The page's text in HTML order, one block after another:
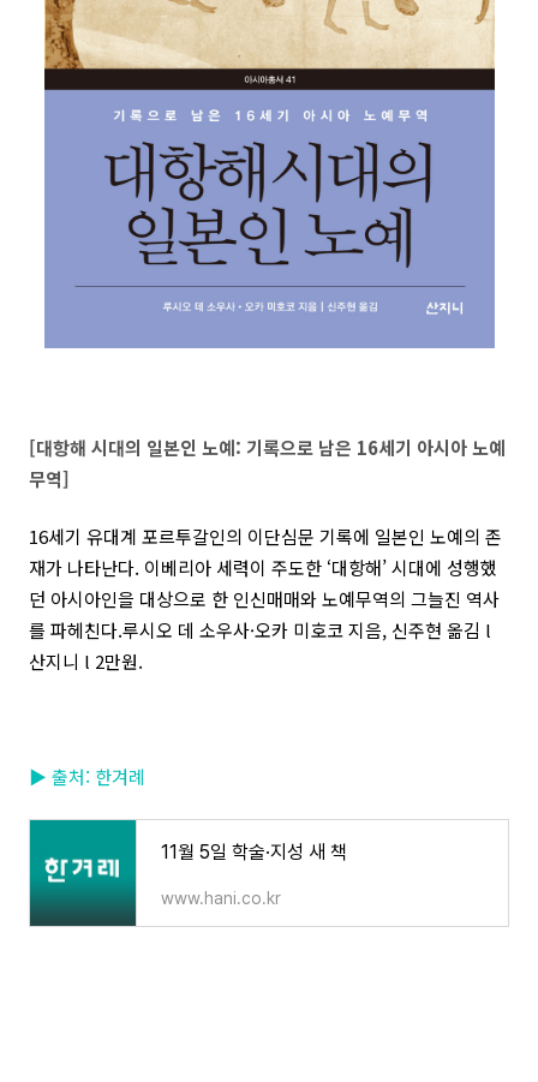
[대항해 시대의 일본인 노예: 기록으로 남은 16세기 아시아 노예
무역]
16세기 유대계 포르투갈인의 이단심문 기록에 일본인 노예의 존
재가 나타난다. 이베리아 세력이 주도한 ‘대항해’ 시대에 성행했
던 아시아인을 대상으로 한 인신매매와 노예무역의 그늘진 역사
를 파헤친다.루시오 데 소우사·오카 미호코 지음, 신주현 옮김 l
산지니 l 2만원.
▶ 출처: 한겨례
11월 5일 학술·지성 새 책
www.hani.co.kr